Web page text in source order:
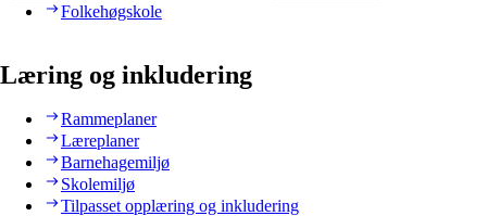
Folkehøgskole
Læring og inkludering
Rammeplaner
Læreplaner
Barnehagemiljø
Skolemiljø
Tilpasset opplæring og inkludering